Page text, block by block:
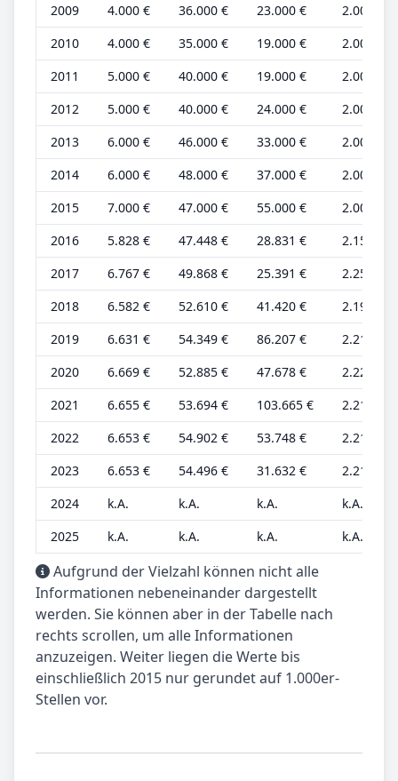
2009
4.000 € 36.000 € 23.000 €
2.000 €
2010
4.000 € 35.000 € 19.000 €
2.000 €
2011
5.000 € 40.000 € 19.000 €
2.000 €
2012
5.000 € 40.000 € 24.000 €
2.000 €
2013
6.000 € 46.000 € 33.000 €
2.000 €
2014
6.000 € 48.000 € 37.000 €
2.000 €
2015
7.000 € 47.000 € 55.000 €
2.000 €
2016
5.828 € 47.448 € 28.831 €
2.151 €
2017
6.767 € 49.868 € 25.391 €
2.256 €
2018
6.582 € 52.610 € 41.420 €
2.194 €
2019
6.631 € 54.349 € 86.207 €
2.210 €
2020
6.669 € 52.885 € 47.678 €
2.223 €
2021
6.655 € 53.694 € 103.665 €
2.218 €
2022
6.653 € 54.902 € 53.748 €
2.218 €
2023
6.653 € 54.496 € 31.632 €
2.218 €
2024
k.A. k.A. k.A.
k.A.
2025
k.A. k.A. k.A. k.A.
Aufgrund der Vielzahl können nicht alle
Informationen nebeneinander dargestellt
werden. Sie können aber in der Tabelle nach
rechts scrollen, um alle Informationen
anzuzeigen. Weiter liegen die Werte bis
einschließlich 2015 nur gerundet auf 1.000er-
Stellen vor.